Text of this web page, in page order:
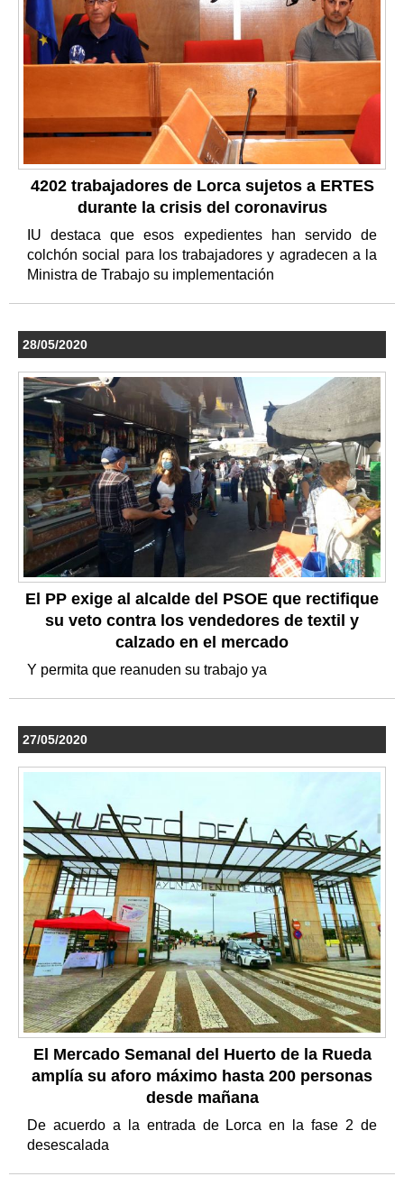
4202 trabajadores de Lorca sujetos a ERTES
durante la crisis del coronavirus
IU destaca que esos expedientes han servido de
colchón social para los trabajadores y agradecen a la
Ministra de Trabajo su implementación
28/05/2020
El PP exige al alcalde del PSOE que rectifique
su veto contra los vendedores de textil y
calzado en el mercado
Y permita que reanuden su trabajo ya
27/05/2020
El Mercado Semanal del Huerto de la Rueda
amplía su aforo máximo hasta 200 personas
desde mañana
De acuerdo a la entrada de Lorca en la fase 2 de
desescalada